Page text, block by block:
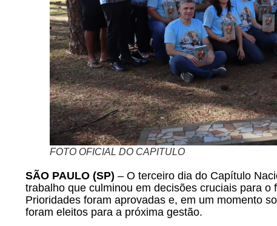
FOTO OFICIAL DO CAPITULO
SÃO PAULO (SP) – O terceiro dia do Capítulo
trabalho que culminou em decisões cruciais para
Prioridades foram aprovadas e, em um momento
foram eleitos para a próxima gestão.